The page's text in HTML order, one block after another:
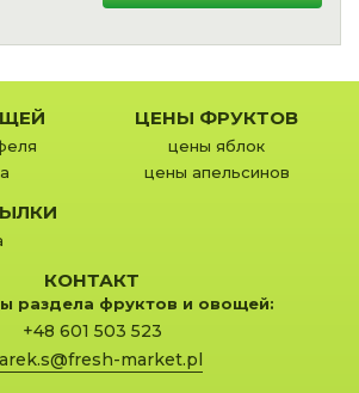
ЦЕНЫ ФРУКТОВ
цены яблок
цены апельсинов
КОНТАКТ
раздела фруктов и овощей:
+48 601 503 523
market.pl